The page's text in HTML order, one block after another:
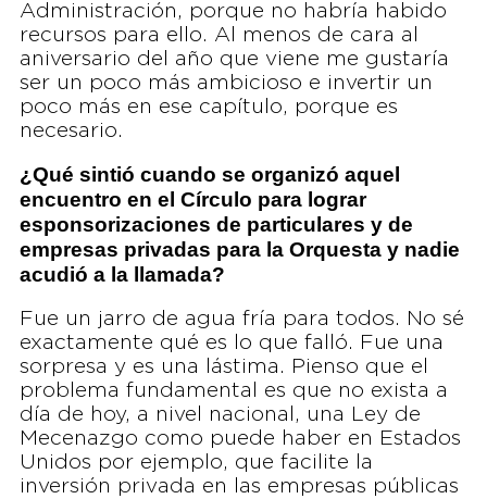
Administración, porque no habría habido
recursos para ello. Al menos de cara al
aniversario del año que viene me gustaría
ser un poco más ambicioso e invertir un
poco más en ese capítulo, porque es
necesario.
¿Qué sintió cuando se organizó aquel
encuentro en el Círculo para lograr
esponsorizaciones de particulares y de
empresas privadas para la Orquesta y nadie
acudió a la llamada?
Fue un jarro de agua fría para todos. No sé
exactamente qué es lo que falló. Fue una
sorpresa y es una lástima. Pienso que el
problema fundamental es que no exista a
día de hoy, a nivel nacional, una Ley de
Mecenazgo como puede haber en Estados
Unidos por ejemplo, que facilite la
inversión privada en las empresas públicas